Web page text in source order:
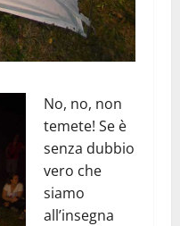
No, no, non
temete! Se è
senza dubbio
vero che
siamo
all’insegna